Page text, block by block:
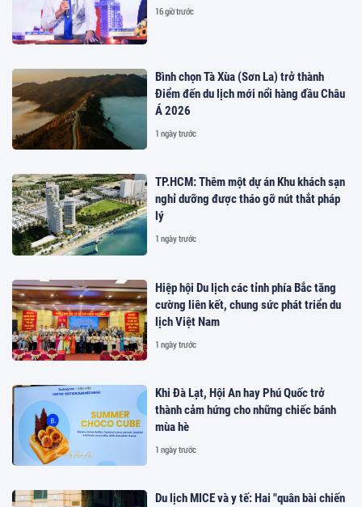
16 giờ trước
Bình chọn Tà Xùa (Sơn La) trở thành
Điểm đến du lịch mới nổi hàng đầu Châu
Á 2026
1 ngày trước
TP.HCM: Thêm một dự án Khu khách sạn
nghỉ dưỡng được tháo gỡ nút thắt pháp
lý
1 ngày trước
Hiệp hội Du lịch các tỉnh phía Bắc tăng
cường liên kết, chung sức phát triển du
lịch Việt Nam
1 ngày trước
Khi Đà Lạt, Hội An hay Phú Quốc trở
thành cảm hứng cho những chiếc bánh
mùa hè
1 ngày trước
Du lịch MICE và y tế: Hai "quân bài chiến